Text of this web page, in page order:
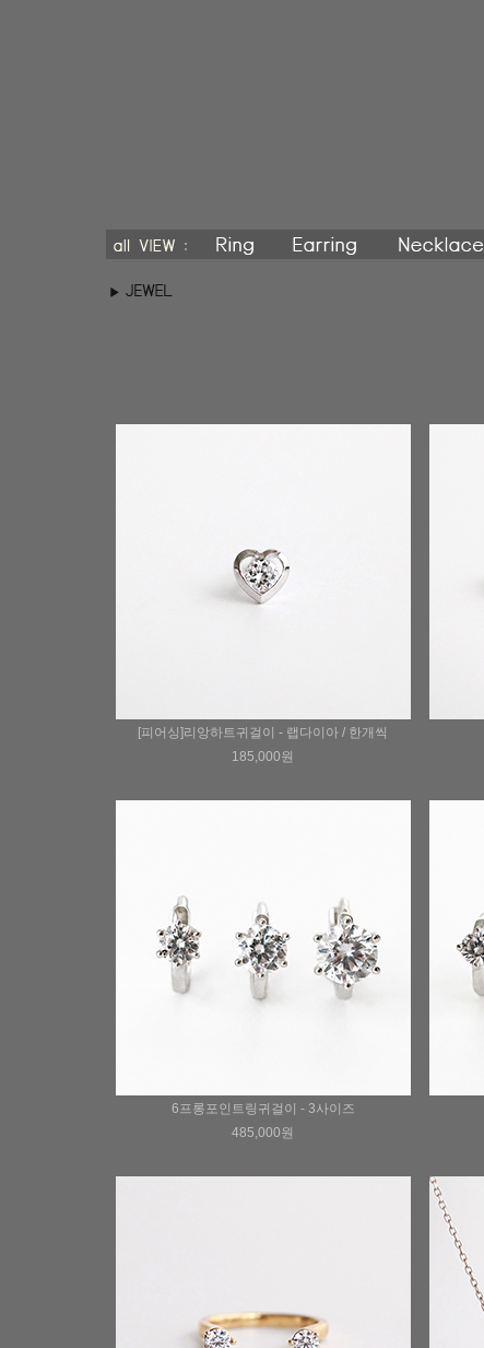
[피어싱]리앙하트귀걸이 - 랩다이아 / 한개씩
185,000원
6프롱포인트링귀걸이 - 3사이즈
485,000원